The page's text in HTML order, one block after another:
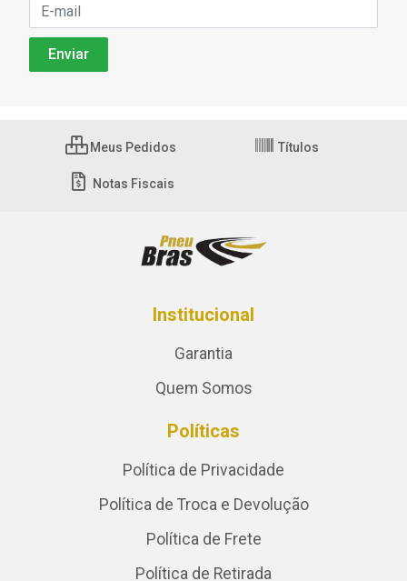
Meus Pedidos Títulos
Notas Fiscais
Institucional
Garantia
Quem Somos
Políticas
Política de Privacidade
Política de Troca e Devolução
Política de Frete
Política de Retirada